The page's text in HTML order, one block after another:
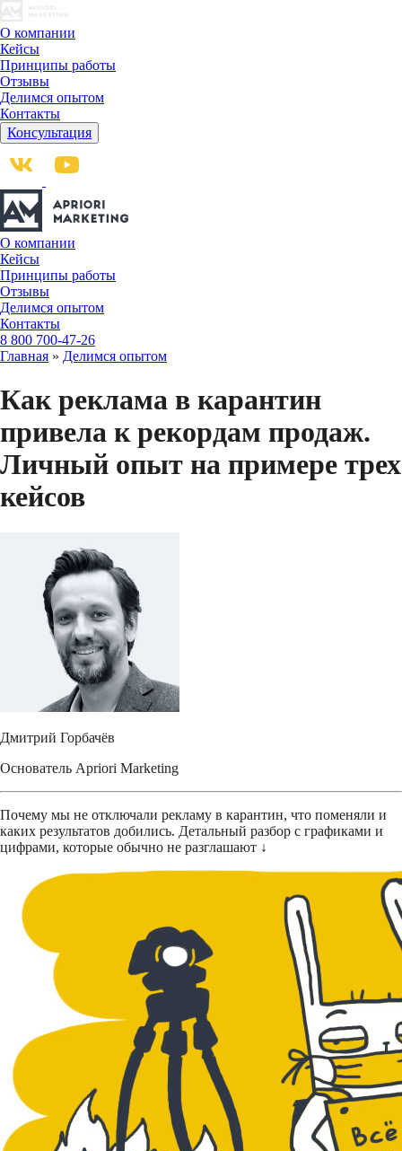
О компании
Кейсы
Принципы работы
Отзывы
Делимся опытом
Контакты
Консультация
О компании
Кейсы
Принципы работы
Отзывы
Делимся опытом
Контакты
8 800 700-47-26
Главная » Делимся опытом
Как реклама в карантин
привела к рекордам продаж.
Личный опыт на примере трех
кейсов
Дмитрий Горбачёв
Основатель Apriori Marketing
Почему мы не отключали рекламу в карантин, что поменяли и
каких результатов добились. Детальный разбор с графиками и
цифрами, которые обычно не разглашают ↓